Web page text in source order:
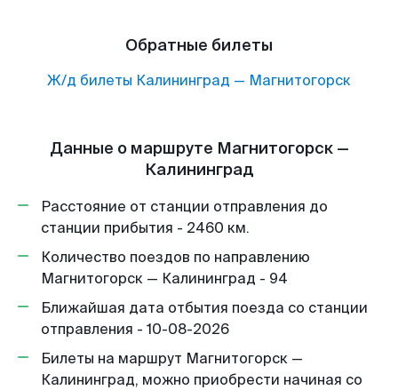
Обратные билеты
Ж/д билеты Калининград — Магнитогорск
Данные о маршруте Магнитогорск —
Калининград
Расстояние от станции отправления до
станции прибытия - 2460 км.
Количество поездов по направлению
Магнитогорск — Калининград - 94
Ближайшая дата отбытия поезда со станции
отправления - 10-08-2026
Билеты на маршрут Магнитогорск —
Калининград, можно приобрести начиная со